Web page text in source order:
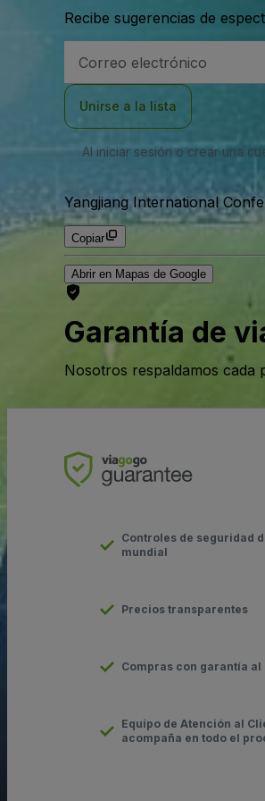
Recibe sugerencias de
de
Unirse a la lista
Al iniciar sesión o crear una
Yangjiang International
Copiar
Abrir en Mapas de Google
Garantía de
Nosotros respaldamos cada
Controles de seguridad
mundial
Precios transparentes
Compras con garantía al
Equipo de Atención al
acompaña en todo el